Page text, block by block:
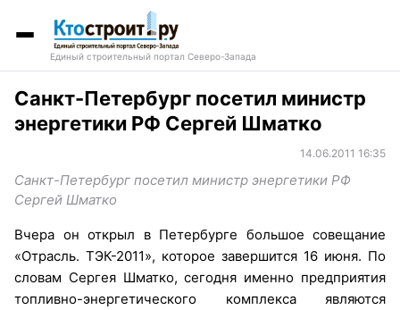
Единый строительный портал Северо-Запада
Санкт-Петербург посетил министр
энергетики РФ Сергей Шматко
14.06.2011 16:35
Санкт-Петербург посетил министр энергетики РФ
Сергей Шматко
Вчера он открыл в Петербурге большое совещание
«Отрасль. ТЭК-2011», которое завершится 16 июня. По
словам Сергея Шматко, сегодня именно предприятия
топливно-энергетического комплекса являются